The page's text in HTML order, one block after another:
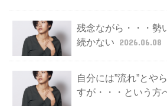
残念ながら・・・勢
続かない 2026.06.08
自分には”流れ”とや
すが・・・という方